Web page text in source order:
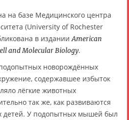
на базе Медицинского центра
(University of Rochester
в издании American
and Molecular Biology.
новорождённых
содержавшее избыток
лёгкие животных
так же, как развиваются
детей. У подопытных мышей был